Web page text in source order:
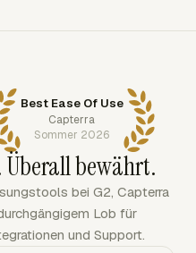
Best Ease Of Use
Capterra
Sommer 2026
Überall bewährt.
bei G2, Capterra
Lob für
und Support.